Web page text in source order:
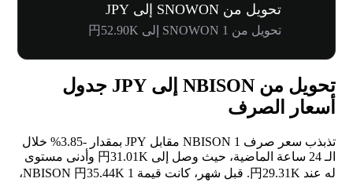
تحويل من SNOWON إلى JPY
تحويل من 1 SNOWON إلى 円52.90K
تحويل من NBISON إلى JPY جدول
أسعار الصرف
تذبذب سعر صرف 1 NBISON مقابل JPY بمقدار -3.85%
خلال
الـ 24 ساعة الماضية، حيث وصل إلى 円31.01K وأدنى مستوى
له عند 円29.31K. قبل شهر، كانت قيمة 1 NBISON 円35.44K،